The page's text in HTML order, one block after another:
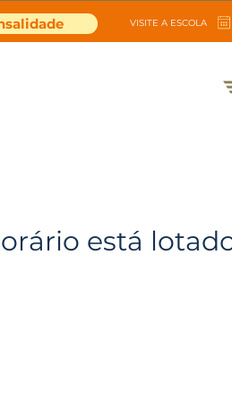
VISITE A ESCOLA
está